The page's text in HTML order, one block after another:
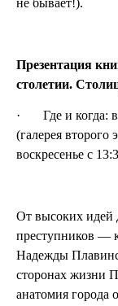
не бывает!).
Презентация
столетии.
· Где и когда:
(галерея второго
воскресенье с
От высоких идей
преступников —
Надежды
сторонах жизни
анатомия города